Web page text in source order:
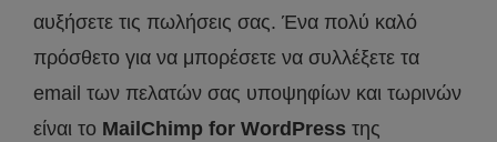
αυξήσετε τις πωλήσεις σας. Ένα πολύ καλό
πρόσθετο για να μπορέσετε να συλλέξετε τα
email των πελατών σας υποψηφίων και τωρινών
είναι το MailChimp for WordPress της